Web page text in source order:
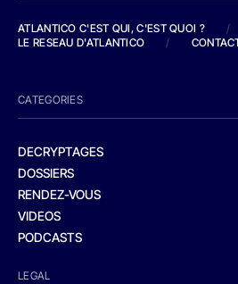
ATLANTICO C'EST QUI, C'EST QUOI ?
/
LE RESEAU D'ATLANTICO
/
CATEGORIES
DECRYPTAGES
DOSSIERS
RENDEZ-VOUS
VIDEOS
PODCASTS
LEGAL